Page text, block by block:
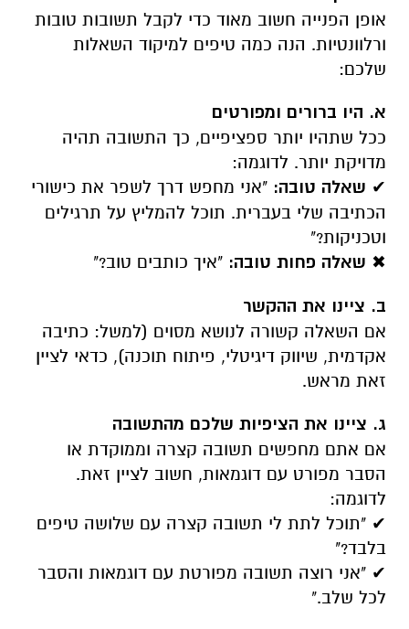
אופן הפנייה חשוב מאוד כדי לקבל תשובות טובות
ורלוונטיות. הנה כמה טיפים למיקוד השאלות
שלכם:
א. היו ברורים ומפורטים
ככל שתהיו יותר ספציפיים, כך התשובה תהיה
מדויקת יותר. לדוגמה:
✔ שאלה טובה: "אני מחפש דרך לשפר את כישורי
הכתיבה שלי בעברית. תוכל להמליץ על תרגילים
וטכניקות?"
✖ שאלה פחות טובה: "איך כותבים טוב?"
ב. ציינו את ההקשר
אם השאלה קשורה לנושא מסוים (למשל: כתיבה
אקדמית, שיווק דיגיטלי, פיתוח תוכנה), כדאי לציין
זאת מראש.
ג. ציינו את הציפיות שלכם מהתשובה
אם אתם מחפשים תשובה קצרה וממוקדת או
הסבר מפורט עם דוגמאות, חשוב לציין זאת.
לדוגמה:
✔ "תוכל לתת לי תשובה קצרה עם שלושה טיפים
בלבד?"
✔ "אני רוצה תשובה מפורטת עם דוגמאות והסבר
לכל שלב."